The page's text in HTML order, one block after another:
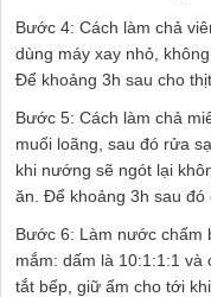
Bước 4: Cách làm chả
dùng máy xay nhỏ,
Để khoảng 3h sau cho
Bước 5: Cách làm chả
muối loãng, sau đó rửa
khi nướng sẽ ngót lại
ăn. Để khoảng 3h sau đó
Bước 6: Làm nước chấm
mắm: dấm là 10:1:1:1 và
tắt bếp, giữ ấm cho tới